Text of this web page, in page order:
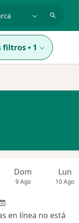
filtros• 1
Dom
9 Ago
Lun
10 Ago
en línea no está